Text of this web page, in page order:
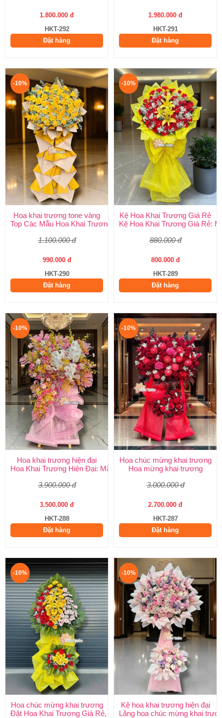
1.800.000 đ
HKT-292
Đặt hàng
1.980.000 đ
HKT-291
Đặt hàng
-10%
Hoa khai trương tone vàng
Top Các Mẫu Hoa Khai Trương Tone Vàng Đẹp, Sang Trọng,
1.100.000 đ
990.000 đ
HKT-290
Đặt hàng
-10%
Kệ Hoa Khai Trương Giá Rẻ
Kệ Hoa Khai Trương Giá Rẻ:
880.000 đ
800.000 đ
HKT-289
Đặt hàng
-10%
Hoa khai trương hiện đại
Hoa Khai Trương Hiện Đại: Mẫu Đẹp, Sang Trọng & Giao Nhanh
3.900.000 đ
3.500.000 đ
HKT-288
Đặt hàng
-10%
Hoa chúc mừng khai trương
Hoa mừng khai trương
3.000.000 đ
2.700.000 đ
HKT-287
Đặt hàng
-10%
Hoa chúc mừng khai trương
Đặt Hoa Khai Trương Giá Rẻ, Đẹp Sang Trọng – Shop Hoa Khai
-10%
Kệ hoa khai trương hiện đại
Lẵng hoa chúc mừng khai